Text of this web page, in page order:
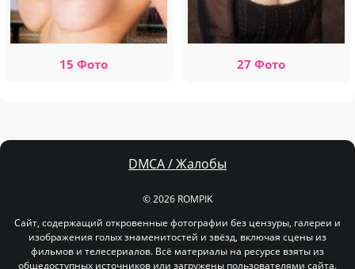
15 Фото 27 Фото
DMCA / Жалобы
© 2026 ROMPIK
Сайт, содержащий откровенные фотографии без цензуры, галереи и
изображения голых знаменитостей и звёзд, включая сцены из
фильмов и телесериалов. Всё материалы на ресурсе взяты из
общедоступных источников или загружены пользователями сайта.